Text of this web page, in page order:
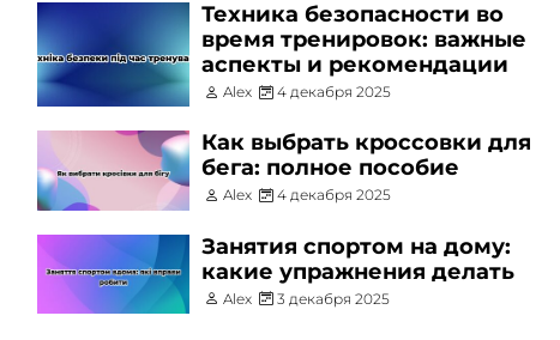
Техника безопасности во
время тренировок: важные
аспекты и рекомендации
Alex 4 декабря 2025
Как выбрать кроссовки для
бега: полное пособие
Alex 4 декабря 2025
Занятия спортом на дому:
какие упражнения делать
Alex 3 декабря 2025